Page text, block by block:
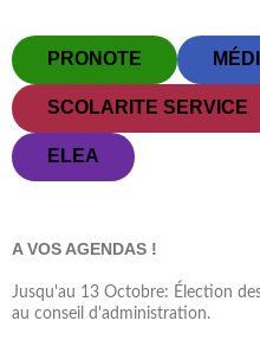
PRONOTE
SCOLARITE SERVICE
ELEA
A VOS AGENDAS !
Jusqu'au 13 Octobre: Élection
au conseil d'administration.